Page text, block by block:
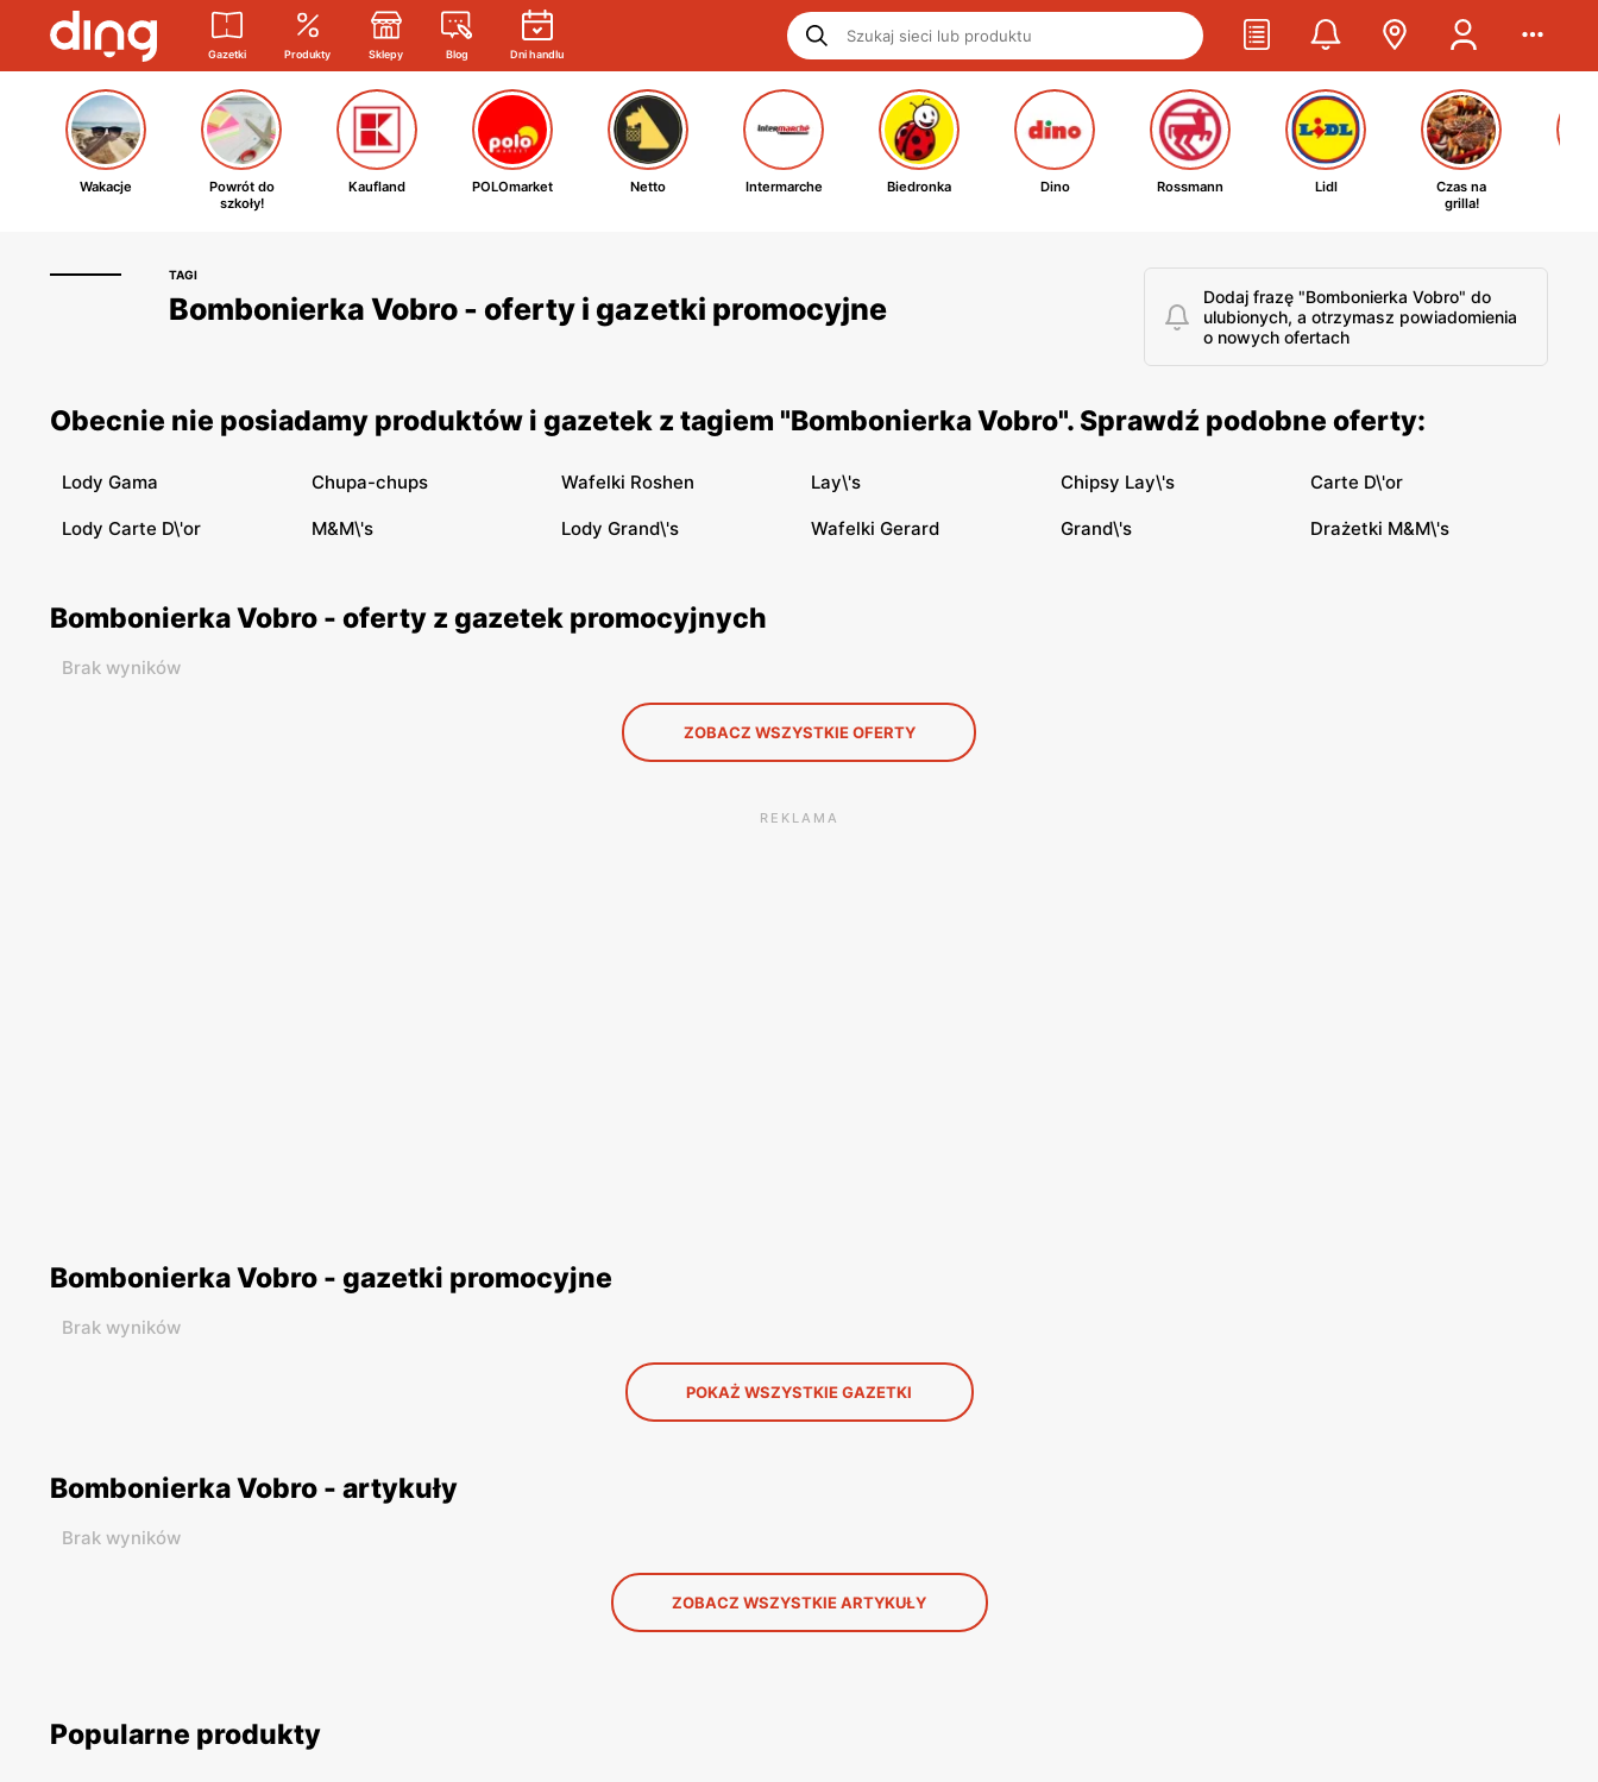
Gazetki Produkty Sklepy Blog Dni handlu
Wakacje
Powrót do
szkoły!
Kaufland POLOmarket Netto Intermarche Biedronka Dino Rossmann Lidl
Czas na
grilla!
TAGI
Bombonierka Vobro - oferty i gazetki promocyjne
Dodaj frazę "Bombonierka Vobro" do
ulubionych, a otrzymasz powiadomienia
o nowych ofertach
Obecnie nie posiadamy produktów i gazetek z tagiem "Bombonierka Vobro". Sprawdź podobne oferty:
Lody Gama Chupa-chups Wafelki Roshen Lay\'s Chipsy Lay\'s Carte D\'or
Lody Carte D\'or M&M\'s Lody Grand\'s Wafelki Gerard Grand\'s Drażetki M&M\'s
Bombonierka Vobro - oferty z gazetek promocyjnych
Brak wyników
ZOBACZ WSZYSTKIE OFERTY
REKLAMA
Bombonierka Vobro - gazetki promocyjne
Brak wyników
POKAŻ WSZYSTKIE GAZETKI
Bombonierka Vobro - artykuły
Brak wyników
ZOBACZ WSZYSTKIE ARTYKUŁY
Popularne produkty